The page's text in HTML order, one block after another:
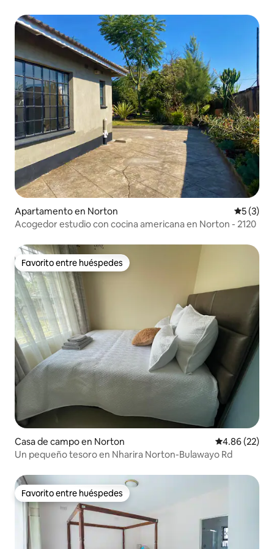
Apartamento en Norton
5 (3)
Acogedor estudio con cocina americana en Norton - 2120
Favorito entre huéspedes
Favorito entre huéspedes
Casa de campo en Norton Calificación
4.86 (22)
Un pequeño tesoro en Nharira Norton-Bulawayo Rd
Favorito entre huéspedes
Favorito entre huéspedes